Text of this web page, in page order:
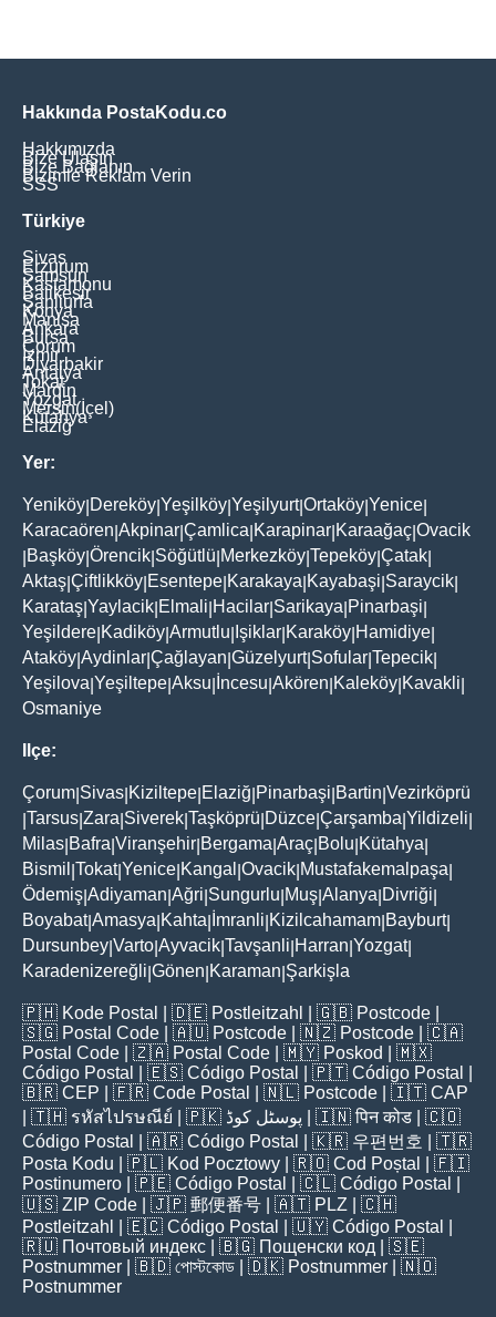
Hakkında PostaKodu.co
Hakkımızda
Bize Ulaşın
Bize Bağlanın
Bizimle Reklam Verin
SSS
Türkiye
Sivas
Erzurum
Samsun
Kastamonu
Balikesir
Şanliurfa
Konya
Manisa
Ankara
Bursa
Çorum
İzmir
Diyarbakir
Antalya
Tokat
Mardin
Yozgat
Mersin(İçel)
Kütahya
Elaziğ
Yer:
Yeniköy Dereköy Yeşilköy Yeşilyurt|Ortaköy Yenice
Karacaören Akpinar Çamlica Karapinar Karaağaç Ovacik
Başköy Örencik Söğütlü Merkezköy Tepeköy Çatak
Aktaş Çiftlikköy Esentepe Karakaya Kayabaşi Saraycik
Karataş Yaylacik Elmali Hacilar Sarikaya Pinarbaşi
Yeşildere Kadiköy Armutlu Işiklar Karaköy Hamidiye
Ataköy Aydinlar Çağlayan Güzelyurt| Sofular Tepecik
Yeşilova Yeşiltepe Aksu İncesu Akören Kaleköy Kavakli
Osmaniye
Ilçe:
Çorum Sivas Kiziltepe Elaziğ Pinarbaşi Bartin Vezirköprü
Tarsus Zara Siverek Taşköprü Düzce Çarşamba Yildizeli
Milas Bafra Viranşehir Bergama Araç Bolu Kütahya
Bismil Tokat|Yenice Kangal Ovacik Mustafakemalpaşa
Ödemiş Adiyaman Ağri Sungurlu Muş Alanya Divriği
Boyabat|Amasya Kahta İmranli Kizilcahamam Bayburt|
Dursunbey Varto Ayvacik Tavşanli Harran Yozgat|
Karadenizereğli Gönen Karaman Şarkişla
🇵🇭 Kode Postal | 🇩🇪 Postleitzahl | 🇬🇧 Postcode
🇸🇬 Postal Code | 🇦🇺 Postcode | 🇳🇿 Postcode | 🇨🇦
Postal Code | 🇿🇦 Postal Code | 🇲🇾 Poskod
| 🇲🇽
Código Postal
| 🇪🇸 Código Postal | 🇵🇹 Código Postal
🇧🇷 CEP | 🇫🇷 Code Postal | 🇳🇱 Postcode | 🇮🇹 CAP
| 🇹🇭 รหัสไปรษณีย์ | 🇵🇰 پوسٹل کوڈ | 🇮🇳पिन कोड | 🇨🇴
Código Postal
| 🇦🇷 Código Postal | 🇰🇷 우편번호
| 🇹🇷
Posta Kodu | 🇵🇱 Kod Pocztowy | 🇷🇴 Cod Poștal
| 🇫🇮
Postinumero | 🇵🇪 Código Postal | 🇨🇱 Código Postal
🇺🇸 ZIP Code | 🇯🇵 郵便番号 | 🇦🇹 PLZ | 🇨🇭
Postleitzahl
| 🇪🇨 Código Postal | 🇺🇾 Código Postal
🇷🇺 Почтовый индекс | 🇧🇬 Пощенски код | 🇸🇪
Postnummer | 🇧🇩 পোস্টকোড | 🇩🇰 Postnummer | 🇳🇴
Postnummer